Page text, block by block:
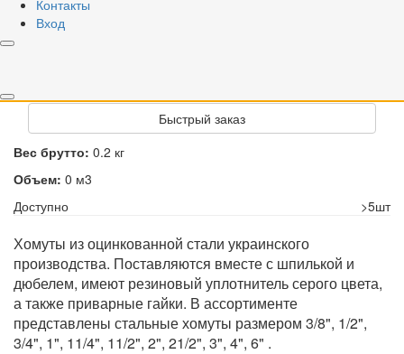
Контакты
Вход
87-92 3"
Быстрый заказ
Вес брутто: 0.2 кг
Объем: 0 м3
Доступно
>5шт
Хомуты из оцинкованной стали украинского
производства. Поставляются вместе с шпилькой и
дюбелем, имеют резиновый уплотнитель серого цвета,
а также приварные гайки. В ассортименте
представлены стальные хомуты размером 3/8", 1/2",
3/4", 1", 11/4", 11/2", 2", 21/2", 3", 4", 6" .